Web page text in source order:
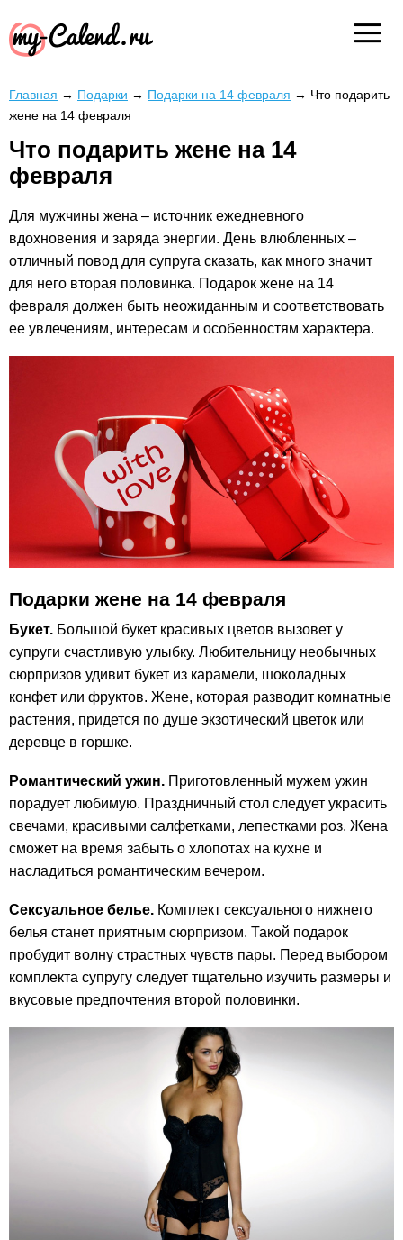
Главная → Подарки → Подарки на 14 февраля → Что подарить
жене на 14 февраля
Что подарить жене на 14
февраля
Для мужчины жена – источник ежедневного
вдохновения и заряда энергии. День влюбленных –
отличный повод для супруга сказать, как много значит
для него вторая половинка. Подарок жене на 14
февраля должен быть неожиданным и соответствовать
ее увлечениям, интересам и особенностям характера.
Подарки жене на 14 февраля
Букет. Большой букет красивых цветов вызовет у
супруги счастливую улыбку. Любительницу необычных
сюрпризов удивит букет из карамели, шоколадных
конфет или фруктов. Жене, которая разводит комнатные
растения, придется по душе экзотический цветок или
деревце в горшке.
Романтический ужин. Приготовленный мужем ужин
порадует любимую. Праздничный стол следует украсить
свечами, красивыми салфетками, лепестками роз. Жена
сможет на время забыть о хлопотах на кухне и
насладиться романтическим вечером.
Сексуальное белье. Комплект сексуального нижнего
белья станет приятным сюрпризом. Такой подарок
пробудит волну страстных чувств пары. Перед выбором
комплекта супругу следует тщательно изучить размеры и
вкусовые предпочтения второй половинки.